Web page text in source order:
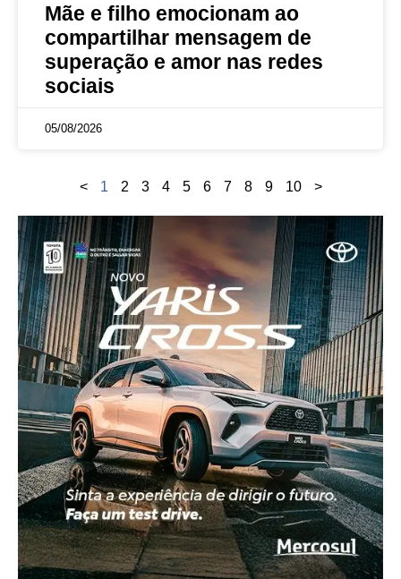
Mãe e filho emocionam ao
compartilhar mensagem de
superação e amor nas redes
sociais
05/08/2026
< 1 2 3 4 5 6 7 8 9 10 >